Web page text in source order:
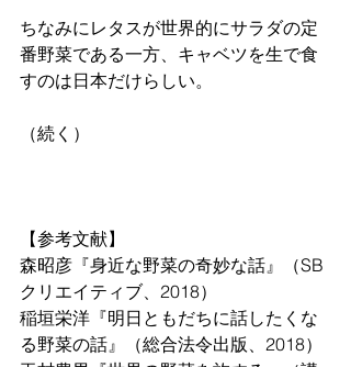
ちなみにレタスが世界的にサラダの定
番野菜である一方、キャベツを生で食
すのは日本だけらしい。
（続く）
【参考文献】
森昭彦『身近な野菜の奇妙な話』（SB
クリエイティブ、2018）
稲垣栄洋『明日ともだちに話したくな
る野菜の話』（総合法令出版、2018）